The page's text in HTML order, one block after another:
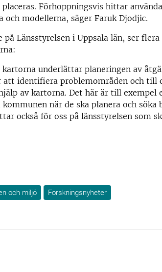
Förhoppningsvis hittar
modellerna, säger Faruk Djodjic.
Länsstyrelsen i Uppsala län, ser flera
underlättar planeringen av
identifiera problemområden och till
av kartorna. Det här är till exempel
när de ska planera och söka
också för oss på länsstyrelsen som
och miljö
Forskningsnyheter